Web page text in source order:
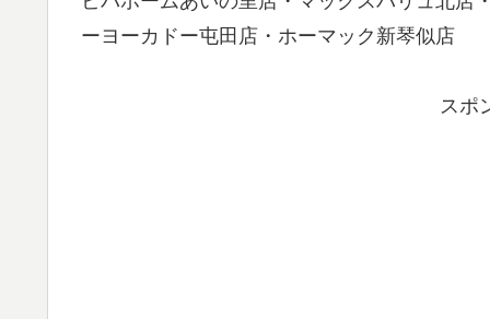
ーヨーカドー屯田店・ホーマック新琴似店
スポ